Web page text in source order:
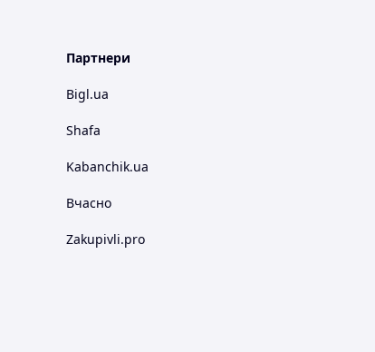
Партнери
Bigl.ua
Shafa
Kabanchik.ua
Вчасно
Zakupivli.pro